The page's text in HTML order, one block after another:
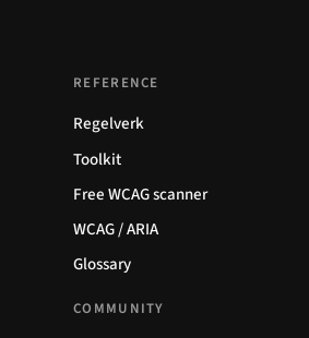
REFERENCE
Regelverk
Toolkit
Free WCAG scanner
WCAG / ARIA
Glossary
COMMUNITY